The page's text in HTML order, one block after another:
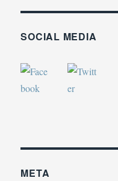
SOCIAL MEDIA
META